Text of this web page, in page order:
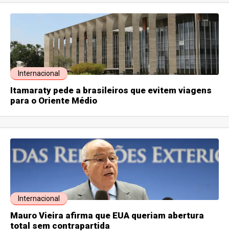
Internacional
Itamaraty pede a brasileiros que evitem viagens
para o Oriente Médio
Internacional
Mauro Vieira afirma que EUA queriam abertura
total sem contrapartida